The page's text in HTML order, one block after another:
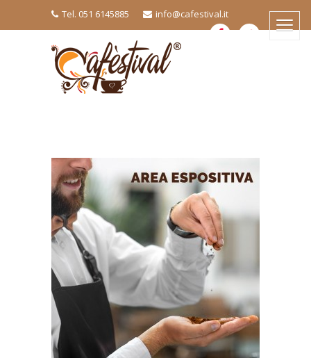
Tel. 051 6145885 info@cafestival.it